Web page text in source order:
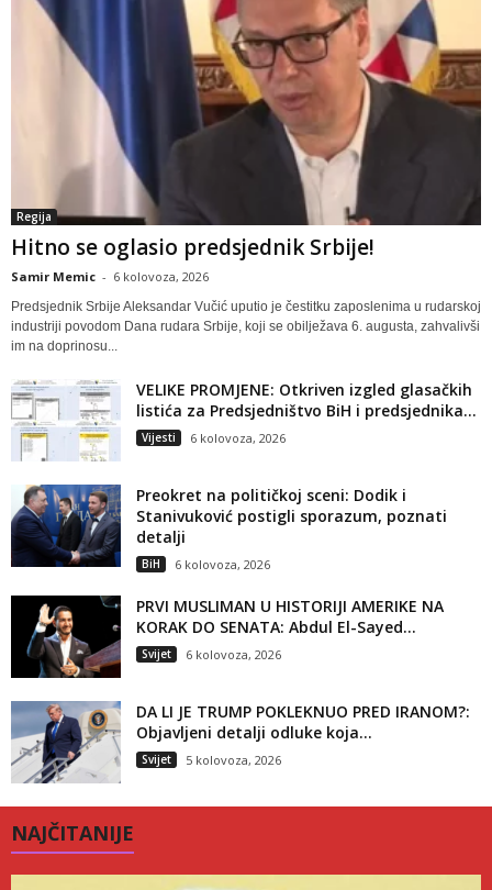
Regija
Hitno se oglasio predsjednik Srbije!
Samir Memic - 6 kolovoza, 2026
Predsjednik Srbije Aleksandar Vučić uputio je čestitku zaposlenima u rudarskoj
industriji povodom Dana rudara Srbije, koji se obilježava 6. augusta, zahvalivši
im na doprinosu...
VELIKE PROMJENE: Otkriven izgled glasačkih
listića za Predsjedništvo BiH i predsjednika...
Vijesti 6 kolovoza, 2026
Preokret na političkoj sceni: Dodik i
Stanivuković postigli sporazum, poznati
detalji
BiH 6 kolovoza, 2026
PRVI MUSLIMAN U HISTORIJI AMERIKE NA
KORAK DO SENATA: Abdul El-Sayed...
Svijet 6 kolovoza, 2026
DA LI JE TRUMP POKLEKNUO PRED IRANOM?:
Objavljeni detalji odluke koja...
Svijet 5 kolovoza, 2026
NAJČITANIJE